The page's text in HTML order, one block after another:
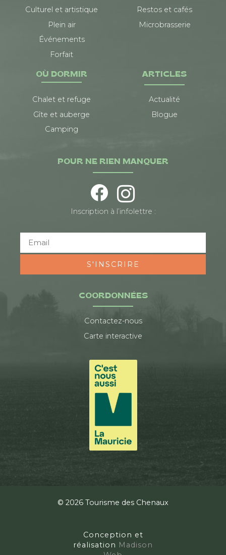
Culturel et artistique
Plein air
Événements
Forfait
Restos et cafés
Microbrasserie
OÙ DORMIR
Chalet et refuge
Gîte et auberge
Camping
ARTICLES
Actualité
Blogue
COORDONNÉES
Contactez-nous
Carte interactive
POUR NE RIEN MANQUER
Inscription à l’infolettre :
S'INSCRIRE
© 2026 Tourisme des Chenaux
Conception et
réalisation Madison